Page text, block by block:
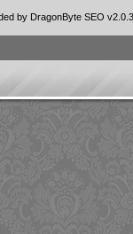
by DragonByte SEO